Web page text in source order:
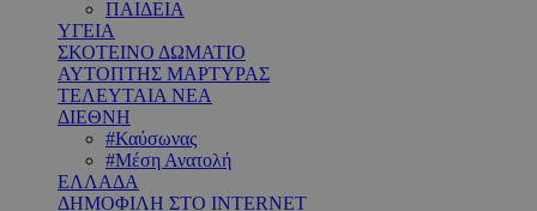
ΠΑΙΔΕΙΑ
ΥΓΕΙΑ
ΣΚΟΤΕΙΝΟ ΔΩΜΑΤΙΟ
ΑΥΤΟΠΤΗΣ ΜΑΡΤΥΡΑΣ
ΤΕΛΕΥΤΑΙΑ ΝΕΑ
ΔΙΕΘΝΗ
#Καύσωνας
#Μέση Ανατολή
ΕΛΛΑΔΑ
ΔΗΜΟΦΙΛΗ ΣΤΟ INTERNET